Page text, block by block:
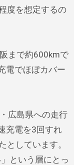
度を想定するの
まで約600kmで
電でほぼカバー
広島県への走行
充電を3回すれ
としています。
という層にとっ